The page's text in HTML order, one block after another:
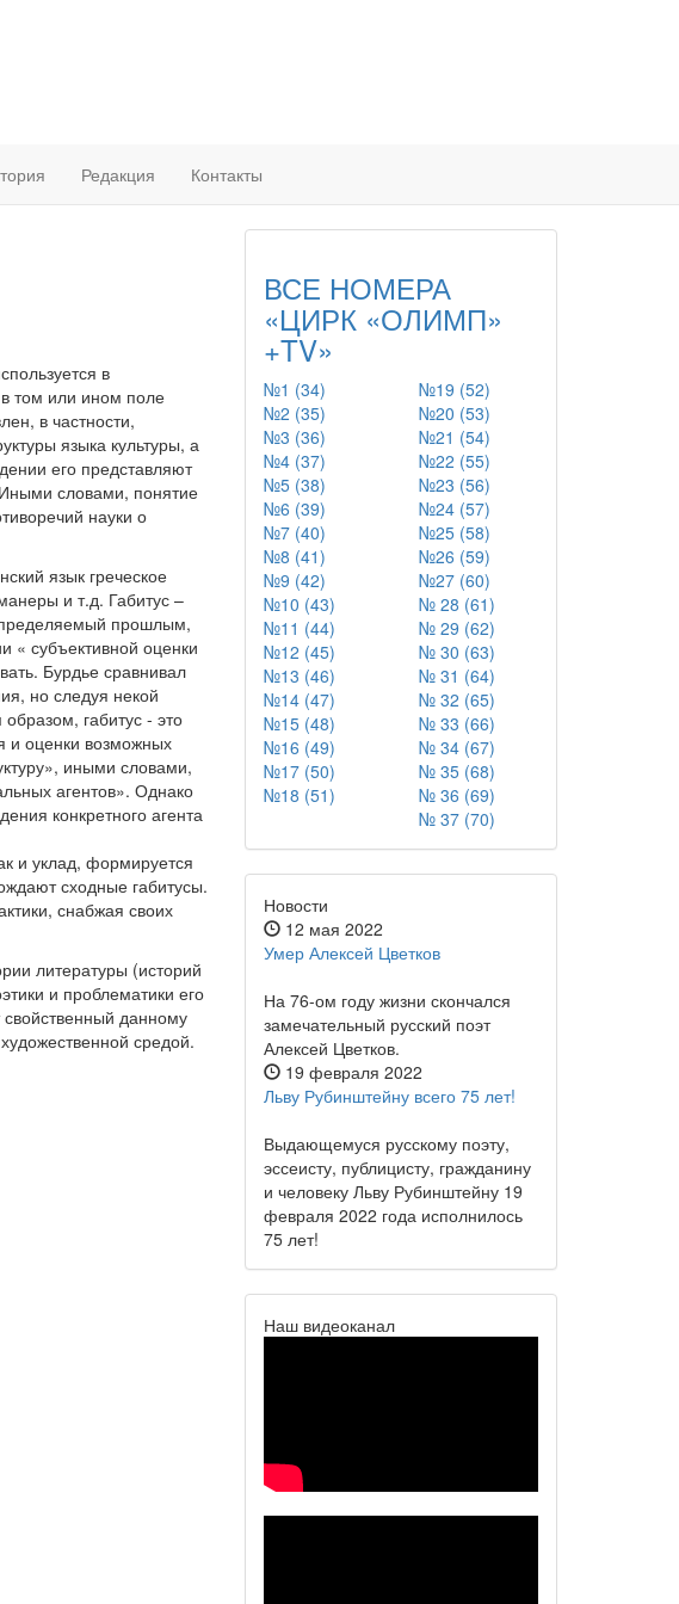
Редакция Контакты
в
том или ином поле
в частности,
языка культуры, а
его представляют
словами, понятие
науки о
язык греческое
и т.д. Габитус –
прошлым,
« субъективной оценки
Бурдье сравнивал
но следуя некой
габитус - это
и оценки возможных
иными словами,
агентов». Однако
конкретного агента
и уклад, формируется
сходные габитусы.
снабжая своих
литературы (историй
и проблематики его
данному
средой.
ВСЕ НОМЕРА
«ЦИРК «ОЛИМП»
+TV»
№1 (34)
№2 (35)
№3 (36)
№4 (37)
№5 (38)
№6 (39)
№7 (40)
№8 (41)
№9 (42)
№10 (43)
№11 (44)
№12 (45)
№13 (46)
№14 (47)
№15 (48)
№16 (49)
№17 (50)
№18 (51)
№19 (52)
№20 (53)
№21 (54)
№22 (55)
№23 (56)
№24 (57)
№25 (58)
№26 (59)
№27 (60)
№ 28 (61)
№ 29 (62)
№ 30 (63)
№ 31 (64)
№ 32 (65)
№ 33 (66)
№ 34 (67)
№ 35 (68)
№ 36 (69)
№ 37 (70)
Новости
12 мая 2022
Умер Алексей Цветков
На 76-ом году жизни скончался
замечательный русский поэт
Алексей Цветков.
19 февраля 2022
Льву Рубинштейну всего 75 лет!
Выдающемуся русскому поэту,
эссеисту, публицисту, гражданину
и человеку Льву Рубинштейну 19
февраля 2022 года исполнилось
75 лет!
Наш видеоканал